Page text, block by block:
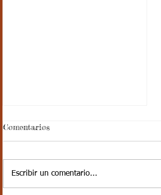
Comentarios
Escribir un comentario...